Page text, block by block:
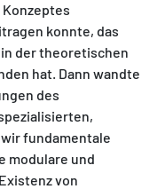
konnte, das
der theoretischen
hat. Dann wandte
des
fundamentale
modulare und
von